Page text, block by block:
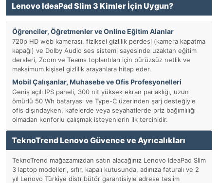
Lenovo IdeaPad Slim 3 Kimler İçin Uygun?
Öğrenciler, Öğretmenler ve Online Eğitim Alanlar
720p HD web kamerası, fiziksel gizlilik perdesi (kamera kapatma
kapağı) ve Dolby Audio ses sistemi sayesinde uzaktan eğitim
dersleri, Zoom ve Teams toplantıları için pürüzsüz netlik ve
maksimum kişisel gizlilik arayanlara hitap eder.
Mobil Çalışanlar, Muhasebe ve Ofis Profesyonelleri
Geniş açılı IPS paneli, 300 nit yüksek ekran parlaklığı, uzun
ömürlü 50 Wh bataryası ve Type-C üzerinden şarj desteğiyle
ofis dışındayken, kafelerde veya seyahatlerde priz bağımlılığı
olmadan konforlu çalışmak isteyenlerin ilk tercihidir.
TeknoTrend Lenovo Güvence ve Ayrıcalıkları
TeknoTrend mağazamızdan satın alacağınız Lenovo IdeaPad Slim
3 laptop modelleri, sıfır, kapalı kutusunda, adınıza faturalı ve 2
yıl Lenovo Türkiye distribütör garantisiyle adrese teslim